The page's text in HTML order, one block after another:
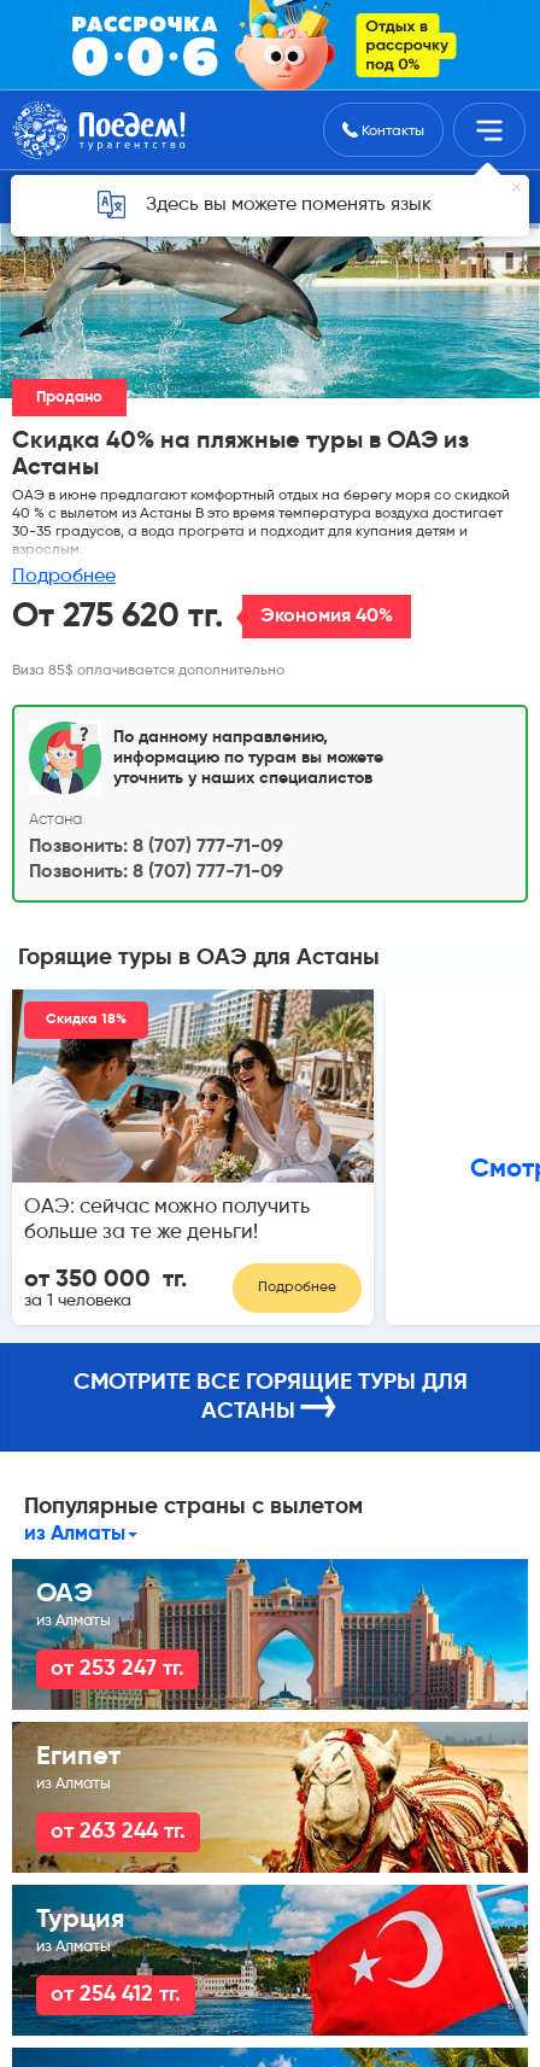
Поиск туровКонтакты
Здесь вы можете поменять язык
Горящие туры для Астаны
Продано
Скидка 40% на пляжные туры в ОАЭ из
Астаны
ОАЭ в июне предлагают комфортный отдых на берегу моря со скидкой
40 % с вылетом из Астаны В это время температура воздуха достигает
30-35 градусов, а вода прогрета и подходит для купания детям и
взрослым.
Подробнее
От 275 620 тг. Экономия 40%
Виза 85$ оплачивается дополнительно
По данному направлению,
информацию по турам вы можете
уточнить у наших специалистов
Астана
Позвонить: 8 (707) 777-71-09
Позвонить: 8 (707) 777-71-09
Горящие туры в ОАЭ для Астаны
Скидка 18%
ОАЭ: сейчас можно получить
больше за те же деньги!
от 350 000 тг.
за 1 человека
Подробнее
СМОТРИТЕ ВСЕ ГОРЯЩИЕ ТУРЫ ДЛЯ
АСТАНЫ →
Популярные страны с вылетом
из Алматы
ОАЭ
из Алматы
от 253 247 тг.
Египет
из Алматы
от 263 244 тг.
Турция
из Алматы
от 254 412 тг.